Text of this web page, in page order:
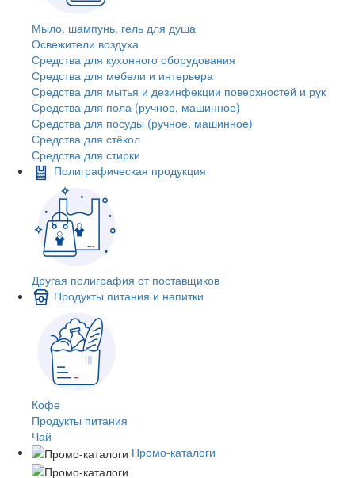
Мыло, шампунь, гель для душа
Освежители воздуха
Средства для кухонного оборудования
Средства для мебели и интерьера
Средства для мытья и дезинфекции поверхностей и рук
Средства для пола (ручное, машинное)
Средства для посуды (ручное, машинное)
Средства для стёкол
Средства для стирки
Полиграфическая продукция
Другая полиграфия от поставщиков
Продукты питания и напитки
Кофе
Продукты питания
Чай
Промо-каталоги